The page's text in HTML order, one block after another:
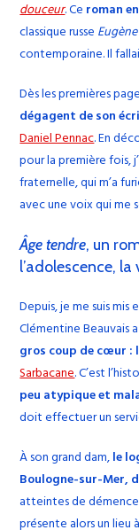
douceur. Ce roman
classique russe
contemporaine. Il
Dès les premières
dégagent de son
Daniel Pennac. En
pour la première fois,
fraternelle, qui m’a
avec une voix qui me
Âge tendre, un
l’adolescence,
Depuis, je me suis
Clémentine Beauvais
gros coup de cœur :
Sarbacane. C’est
peu atypique et
doit effectuer un
À son grand dam, le
Boulogne-sur-Mer,
atteintes de
présente alors un